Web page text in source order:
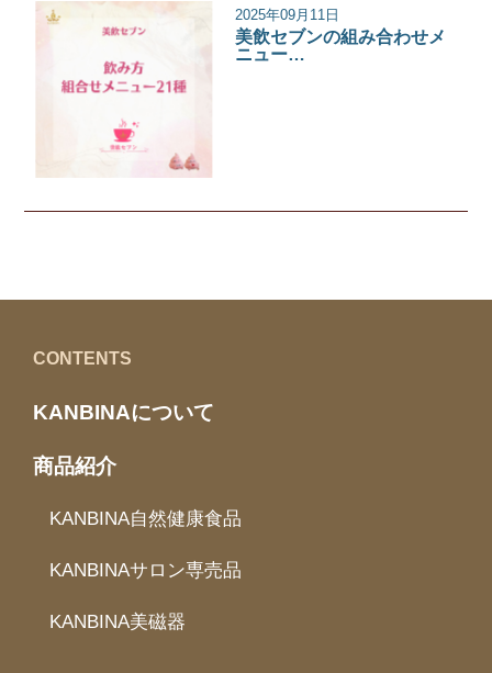
2025年09月11日
美飲セブンの組み合わせメ
ニュー…
CONTENTS
KANBINAについて
商品紹介
KANBINA自然健康食品
KANBINAサロン専売品
KANBINA美磁器